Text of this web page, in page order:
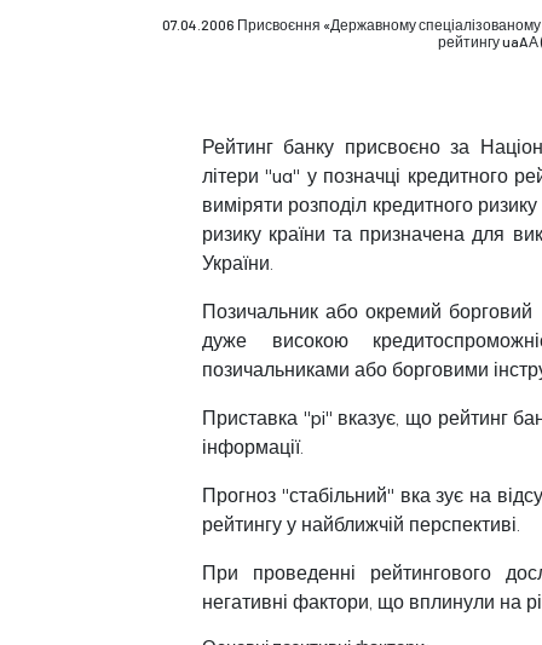
07.04.2006 Присвоєння «Державному
рейтингу uaAА
Рейтинг банку присвоєно за
літери "ua" у позначці кредитного
виміряти розподіл кредитного
ризику країни та призначена для
України.
Позичальник або окремий борговий
дуже високою
позичальниками або борговими
Приставка "pi" вказує, що рейтинг
інформації.
Прогноз "стабільний" вказує на
рейтингу у найближчій перспективі.
При проведенні рейтингового
негативні фактори, що вплинули на